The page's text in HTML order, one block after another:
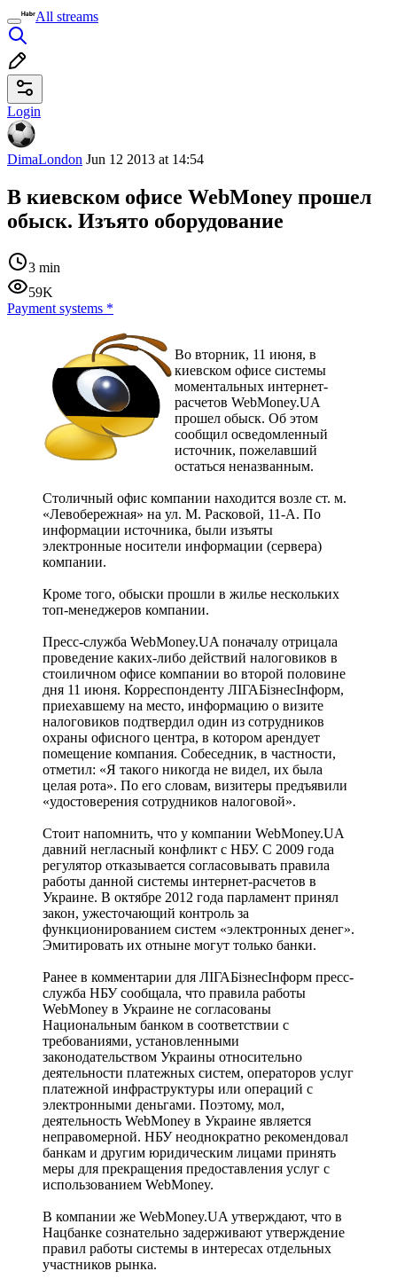
All streams
Login
DimaLondon Jun 12 2013 at 14:54
В киевском офисе WebMoney прошел
обыск. Изъято оборудование
3 min
59K
Payment systems *
Во вторник, 11 июня, в
киевском офисе системы
моментальных интернет-
расчетов WebMoney.UA
прошел обыск. Об этом
сообщил осведомленный
источник, пожелавший
остаться неназванным.
Столичный офис компании находится возле ст. м.
«Левобережная» на ул. М. Расковой, 11-А. По
информации источника, были изъяты
электронные носители информации (сервера)
компании.
Кроме того, обыски прошли в жилье нескольких
топ-менеджеров компании.
Пресс-служба WebMoney.UA поначалу отрицала
проведение каких-либо действий налоговиков в
стоиличном офисе компании во второй половине
дня 11 июня. Корреспонденту ЛІГАБізнесІнформ,
приехавшему на место, информацию о визите
налоговиков подтвердил один из сотрудников
охраны офисного центра, в котором арендует
помещение компания. Собеседник, в частности,
отметил: «Я такого никогда не видел, их была
целая рота». По его словам, визитеры предъявили
«удостоверения сотрудников налоговой».
Стоит напомнить, что у компании WebMoney.UA
давний негласный конфликт с НБУ. С 2009 года
регулятор отказывается согласовывать правила
работы данной системы интернет-расчетов в
Украине. В октябре 2012 года парламент принял
закон, ужесточающий контроль за
функционированием систем «электронных денег».
Эмитировать их отныне могут только банки.
Ранее в комментарии для ЛІГАБізнесІнформ пресс-
служба НБУ сообщала, что правила работы
WebMoney в Украине не согласованы
Национальным банком в соответствии с
требованиями, установленными
законодательством Украины относительно
деятельности платежных систем, операторов услуг
платежной инфраструктуры или операций с
электронными деньгами. Поэтому, мол,
деятельность WebMoney в Украине является
неправомерной. НБУ неоднократно рекомендовал
банкам и другим юридическим лицами принять
меры для прекращения предоставления услуг с
использованием WebMoney.
В компании же WebMoney.UA утверждают, что в
Нацбанке сознательно задерживают утверждение
правил работы системы в интересах отдельных
участников рынка.